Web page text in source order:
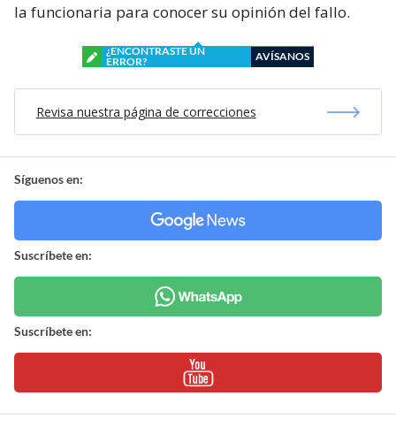
la funcionaria para conocer su opinión del fallo.
¿ENCONTRASTE UN
ERROR?
AVÍSANOS
Revisa nuestra página de correcciones
Síguenos en:
Suscríbete en:
Suscríbete en: